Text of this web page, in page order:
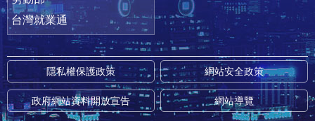
台灣就業通
隱私權保護政策 網站安全政策
政府網站資料開放宣告 網站導覽